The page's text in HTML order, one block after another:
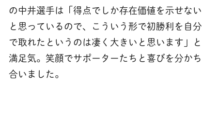
の中井選手は「得点でしか存在価値を示せない
と思っているので、こういう形で初勝利を自分
で取れたというのは凄く大きいと思います」と
満足気。笑顔でサポーターたちと喜びを分かち
合いました。